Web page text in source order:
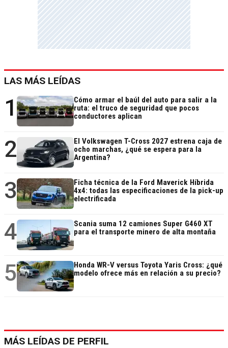
LAS MÁS LEÍDAS
1
Cómo armar el baúl del auto para salir a la
ruta: el truco de seguridad que pocos
conductores aplican
2
El Volkswagen T-Cross 2027 estrena caja de
ocho marchas, ¿qué se espera para la
Argentina?
3
Ficha técnica de la Ford Maverick Híbrida
4x4: todas las especificaciones de la pick-up
electrificada
4
Scania suma 12 camiones Super G460 XT
para el transporte minero de alta montaña
5
Honda WR-V versus Toyota Yaris Cross: ¿qué
modelo ofrece más en relación a su precio?
MÁS LEÍDAS DE PERFIL